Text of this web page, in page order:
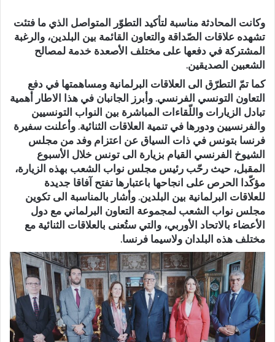
وكانت المحادثة مناسبة لتأكيد التطوّر المتواصل الذي ما فتئت
تشهده علاقات الصّداقة والتعاون القائمة بين البلدين، والرغبة
المشتركة في دفعها على مختلف الأصعدة خدمة لمصالح
الشعبين الصديقين.
كما تمّ التطرّق الى العلاقات البرلمانية ومساهمتها في دفع
التعاون التونسي الفرنسي. وأبرز الجانبان في هذا الاطار أهمية
تبادل الزيارات واللّقاءات المباشرة بين النواب التونسيين
والفرنسيين ودورها في تنمية العلاقات الثنائية. وأعلنت سفيرة
فرنسا بتونس في ذات السياق عن اعتزام وفد من مجلس
الشيوخ الفرنسي القيام بزيارة الى تونس خلال الأسبوع
المقبل، حيث رحّب رئيس مجلس نواب الشعب بهذه الزيارة،
مؤكّدا الحرص على انجاحها باعتبارها تفتح آفاقا جديدة
للعلاقات البرلمانية بين البلدين. وأشار بالمناسبة الى تكوين
مجلس نواب الشعب لمجموعة التعاون البرلماني مع دول
الأعضاء بالاتحاد الأوربي، والتي ستُعنى بالعلاقات الثنائية مع
مختلف هذه البلدان ولاسيما فرنسا.